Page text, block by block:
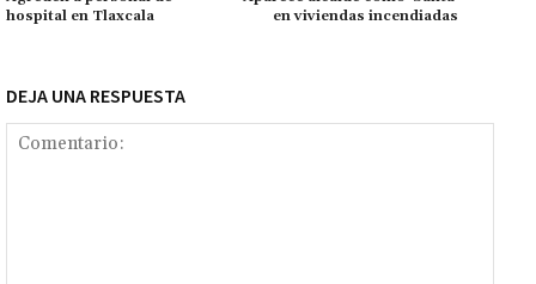
k
hospital en Tlaxcala
en viviendas incendiadas
DEJA UNA RESPUESTA